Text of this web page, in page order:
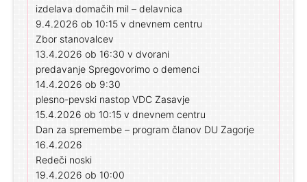
izdelava domačih mil – delavnica
9.4.2026 ob 10:15 v dnevnem centru
Zbor stanovalcev
13.4.2026 ob 16:30 v dvorani
predavanje Spregovorimo o demenci
14.4.2026 ob 9:30
plesno-pevski nastop VDC Zasavje
15.4.2026 ob 10:15 v dnevnem centru
Dan za spremembe – program članov DU Zagorje
16.4.2026
Redeči noski
19.4.2026 ob 10:00